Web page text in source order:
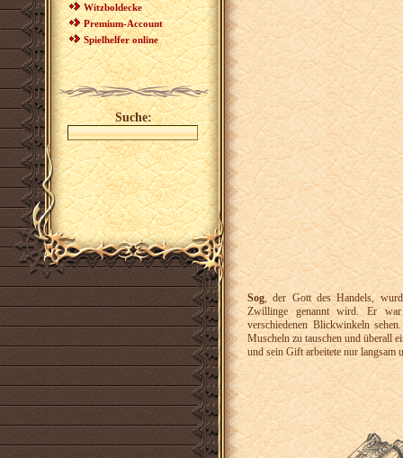
Witzboldecke
Premium-Account
Spielhelfer online
Suche:
Sog, der Gott des Handels,
Zwillinge genannt wird. Er war
verschiedenen Blickwinkeln
Muscheln zu tauschen und überall
und sein Gift arbeitete nur langsam